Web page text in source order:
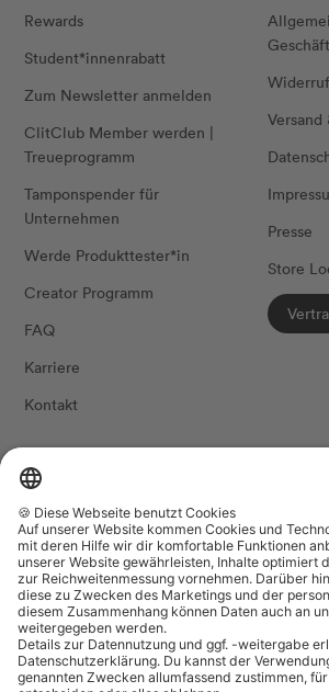
Rewards
Student*innenrabatt
Zum Newsletter anmelden
ClitClub Member werden |
Treueprogramm
Tamponspender für
Unternehmen
Werde Produkttester*in
Creator Programm
FAQ
Karriere
Kontakt
Versand
Presse
Store
FOLG UNS
Land/Region
Deutschland (EUR €) Sprache
Deutsch
The Female Company